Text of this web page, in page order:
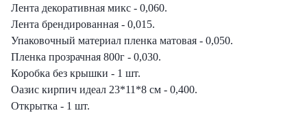
с тюльпанами
Лента декоративная микс - 0,060.
Лента брендированная - 0,015.
Упаковочный материал пленка матовая - 0,050.
Пленка прозрачная 800г - 0,030.
Коробка без крышки - 1 шт.
Оазис кирпич идеал 23*11*8 см - 0,400.
Открытка - 1 шт.